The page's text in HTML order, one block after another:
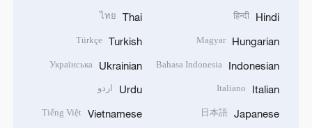
Hindi
हिन्दी
Hungarian
Magyar
Indonesian
Bahasa Indonesia
Italian
Italiano
Japanese
日本語
Thai
ไทย
Turkish
Türkçe
Ukrainian
Українська
Urdu اردو
Vietnamese
Tiếng Việt